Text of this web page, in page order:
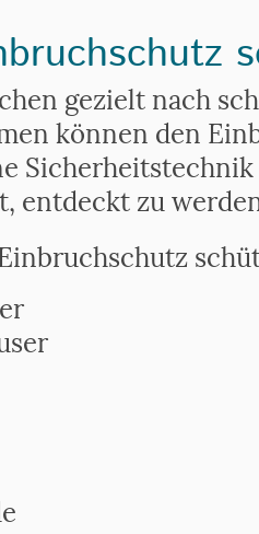
gezielt nach
können den
entdeckt zu